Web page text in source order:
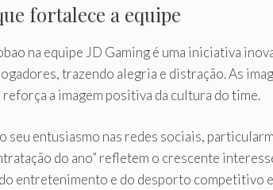
fortalece a equipe
na equipe JD Gaming é uma iniciativa
trazendo alegria e distração. As
reforça a imagem positiva da cultura do time.
seu entusiasmo nas redes sociais,
do ano” refletem o crescente
entretenimento e do desporto competitivo